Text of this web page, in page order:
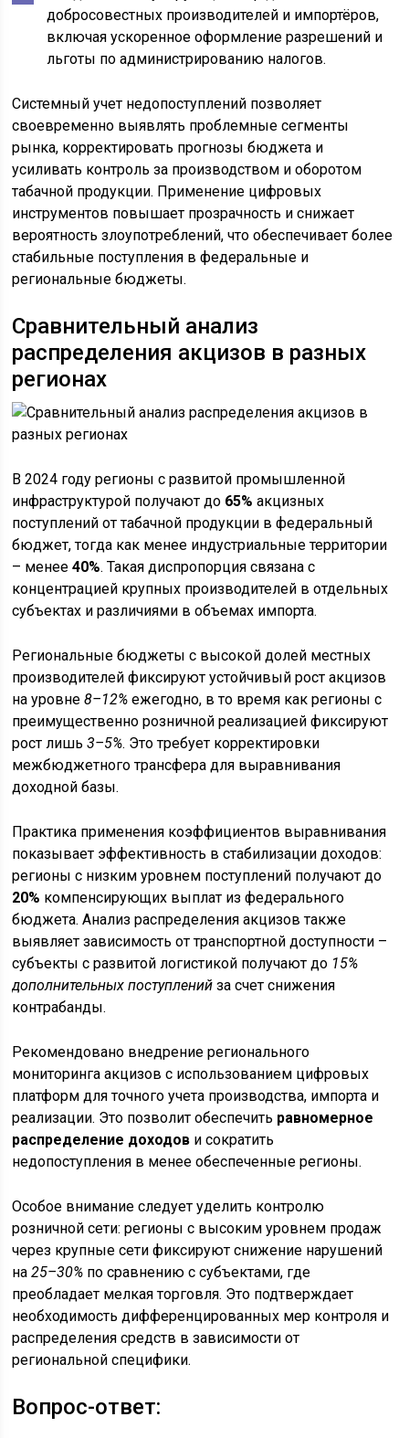
добросовестных производителей и импортёров,
включая ускоренное оформление разрешений и
льготы по администрированию налогов.
Системный учет недопоступлений позволяет
своевременно выявлять проблемные сегменты
рынка, корректировать прогнозы бюджета и
усиливать контроль за производством и оборотом
табачной продукции. Применение цифровых
инструментов повышает прозрачность и снижает
вероятность злоупотреблений, что обеспечивает более
стабильные поступления в федеральные и
региональные бюджеты.
Сравнительный анализ
распределения акцизов в разных
регионах
В 2024 году регионы с развитой промышленной
инфраструктурой получают до 65% акцизных
поступлений от табачной продукции в федеральный
бюджет, тогда как менее индустриальные территории
– менее40%. Такая диспропорция связана с
концентрацией крупных производителей в отдельных
субъектах и различиями в объемах импорта.
Региональные бюджеты с высокой долей местных
производителей фиксируют устойчивый рост акцизов
на уровне8–12% ежегодно, в то время как регионы с
преимущественно розничной реализацией фиксируют
рост лишь3–5%. Это требует корректировки
межбюджетного трансфера для выравнивания
доходной базы.
Практика применения коэффициентов выравнивания
показывает эффективность в стабилизации доходов:
регионы с низким уровнем поступлений получают до
20% компенсирующих выплат из федерального
бюджета. Анализ распределения акцизов также
выявляет зависимость от транспортной доступности –
субъекты с развитой логистикой получают до 15%
дополнительных поступлений за счет снижения
контрабанды.
Рекомендовано внедрение регионального
мониторинга акцизов с использованием цифровых
платформ для точного учета производства, импорта и
реализации. Это позволит обеспечить равномерное
распределение доходов и сократить
недопоступления в менее обеспеченные регионы.
Особое внимание следует уделить контролю
розничной сети: регионы с высоким уровнем продаж
через крупные сети фиксируют снижение нарушений
на25–30% по сравнению с субъектами, где
преобладает мелкая торговля. Это подтверждает
необходимость дифференцированных мер контроля и
распределения средств в зависимости от
региональной специфики.
Вопрос-ответ: